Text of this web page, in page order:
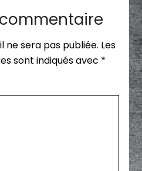
sera pas publiée. Les
sont indiqués avec *